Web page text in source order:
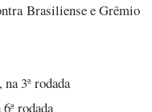
Brasiliense e Grêmio
3ª rodada
rodada